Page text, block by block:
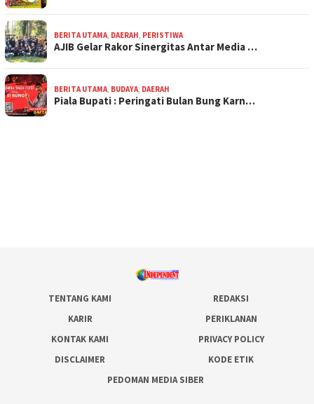
BERITA UTAMA DAERAH PERISTIWA
AJIB Gelar Rakor Sinergitas Antar Media …
BERITA UTAMA BUDAYA DAERAH
Piala Bupati : Peringati Bulan Bung Karn…
TENTANG KAMI
REDAKSI
KARIR
PERIKLANAN
KONTAK KAMI
PRIVACY POLICY
DISCLAIMER
KODE ETIK
PEDOMAN MEDIA SIBER